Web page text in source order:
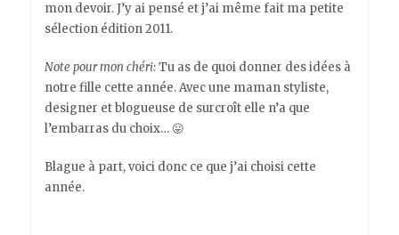
mon devoir. J’y ai pensé et j’ai même fait ma petite
sélection édition 2011.
Note pour mon chéri:Tu as de quoi donner des idées à
notre fille cette année. Avec une maman styliste,
designer et blogueuse de surcroît elle n’a que
l’embarras du choix… 😛
Blague à part, voici donc ce que j’ai choisi cette
année.